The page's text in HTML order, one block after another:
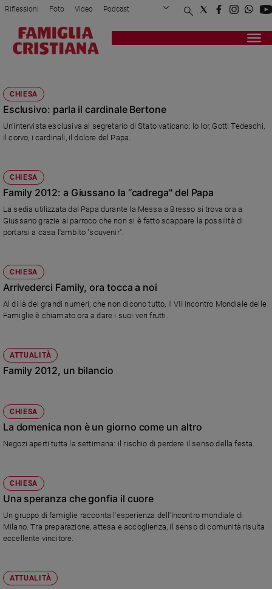
Attualità
Politica
Mondo
Economia
Legalità
Sport
Interviste
Papa
Chiesa
Chiesa
Fede
Santi
Devozione
Parola
del
giorno
giorno
e
valori
Creato
Riflessioni Foto Video Podcast
Privacy Policy Chi siamo
Registrati Redazione
CHIESA
Esclusivo: parla il cardinale Bertone
Un'intervista esclusiva al segretario di Stato vaticano: lo Ior, Gotti Tedeschi,
il corvo, i cardinali, il dolore del Papa.
CHIESA
Family 2012: a Giussano la “cadrega" del Papa
La sedia utilizzata dal Papa durante la Messa a Bresso si trova ora a
Giussano grazie al parroco che non si è fatto scappare la possilità di
portarsi a casa l'ambito "souvenir".
CHIESA
Arrivederci Family, ora tocca a noi
Al di là dei grandi numeri, che non dicono tutto, il VII Incontro Mondiale delle
Famiglie è chiamato ora a dare i suoi veri frutti.
ATTUALITÀ
Family 2012, un bilancio
CHIESA
La domenica non è un giorno come un altro
Negozi aperti tutta la settimana: il rischio di perdere il senso della festa.
CHIESA
Una speranza che gonfia il cuore
Un gruppo di famiglie racconta l'esperienza dell'Incontro mondiale di
Milano. Tra preparazione, attesa e accoglienza, il senso di comunità risulta
eccellente vincitore.
ATTUALITÀ